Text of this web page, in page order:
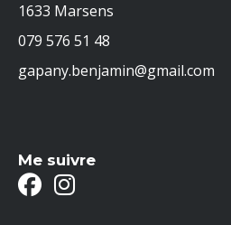
1633 Marsens
079 576 51 48
gapany.benjamin@gmail.com
Me suivre